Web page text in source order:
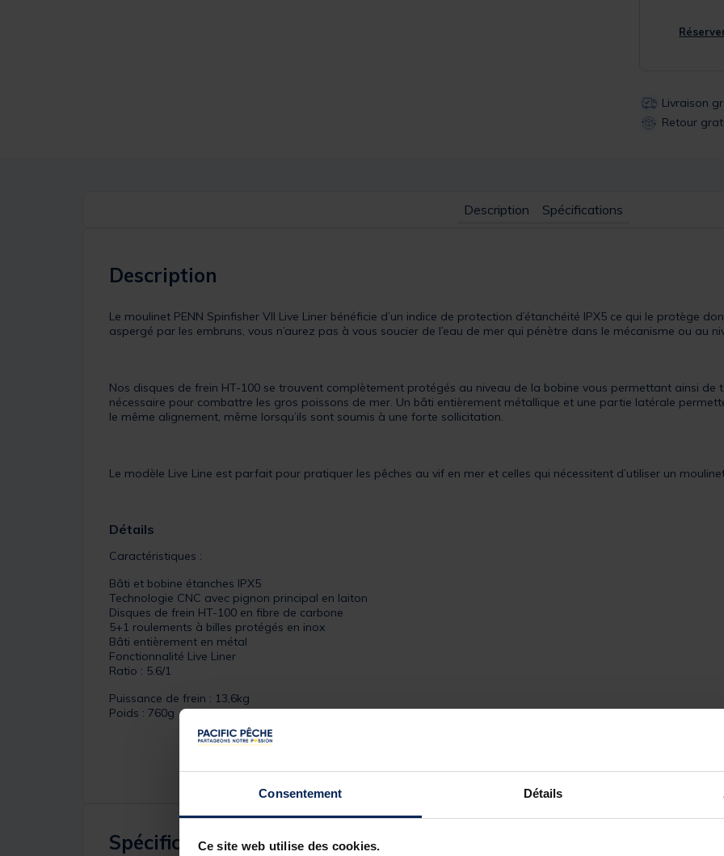
Consentement Détails
Ce site web utilise des cookies.
Livraison
Retour
Description Spécifications
Description
Le moulinet PENN Spinfisher VII Live Liner bénéficie d’un indice de protection d’étanchéité IPX5 ce qui le protège
aspergé par les embruns, vous n’aurez pas à vous soucier de l’eau de mer qui pénètre dans le mécanisme ou au
Nos disques de frein HT-100 se trouvent complètement protégés au niveau de la bobine vous permettant ainsi de
nécessaire pour combattre les gros poissons de mer. Un bâti entièrement métallique et une partie latérale
le même alignement, même lorsqu’ils sont soumis à une forte sollicitation.
Le modèle Live Line est parfait pour pratiquer les pêches au vif en mer et celles qui nécessitent d’utiliser un
Détails
Caractéristiques :
Bâti et bobine étanches IPX5
Technologie CNC avec pignon principal en laiton
Disques de frein HT-100 en fibre de carbone
5+1 roulements à billes protégés en inox
Bâti entièrement en métal
Fonctionnalité Live Liner
Ratio : 5.6/1
Puissance de frein : 13,6kg
Poids : 760g
Spécifications